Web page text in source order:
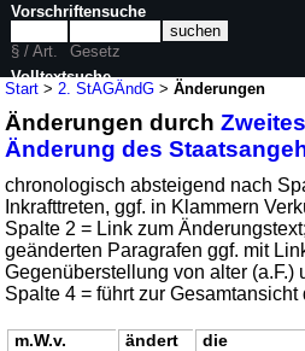
Start > 2. StAGÄndG >Änderungen
Änderungen durch
Änderung des
chronologisch absteigend nach
Inkrafttreten, ggf. in Klammern
Spalte 2 = Link zum
geänderten Paragrafen ggf. mit
Gegenüberstellung von alter (a.F.)
Spalte 4 = führt zur
m.W.v.
ändert
die
Vorschriftensuche
§ / Art.
Gesetz
Volltextsuche
nur in 2. StAGÄndG